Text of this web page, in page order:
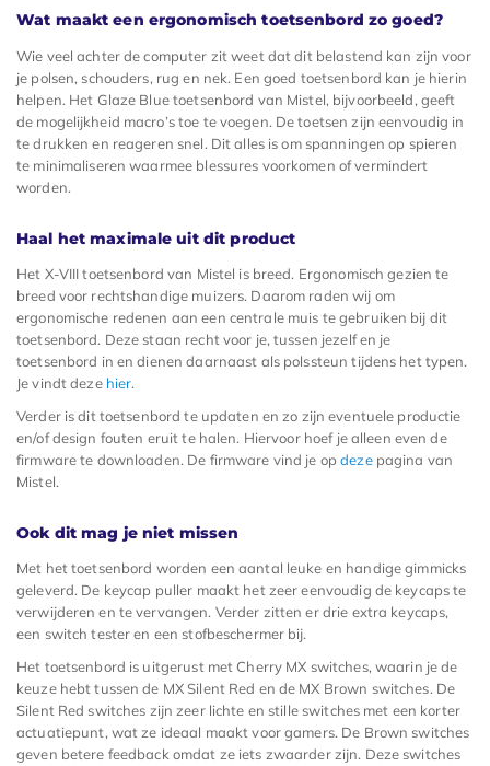
Wat maakt een ergonomisch toetsenbord zo goed?
Wie veel achter de computer zit weet dat dit belastend kan zijn voor
je polsen, schouders, rug en nek. Een goed toetsenbord kan je hierin
helpen. Het Glaze Blue toetsenbord van Mistel, bijvoorbeeld, geeft
de mogelijkheid macro’s toe te voegen. De toetsen zijn eenvoudig in
te drukken en reageren snel. Dit alles is om spanningen op spieren
te minimaliseren waarmee blessures voorkomen of vermindert
worden.
Haal het maximale uit dit product
Het X-VIII toetsenbord van Mistel is breed. Ergonomisch gezien te
breed voor rechtshandige muizers. Daarom raden wij om
ergonomische redenen aan een centrale muis te gebruiken bij dit
toetsenbord. Deze staan recht voor je, tussen jezelf en je
toetsenbord in en dienen daarnaast als polssteun tijdens het typen.
Je vindt deze hier.
Verder is dit toetsenbord te updaten en zo zijn eventuele productie
en/of design fouten eruit te halen. Hiervoor hoef je alleen even de
firmware te downloaden. De firmware vind je opdezepagina van
Mistel.
Ook dit mag je niet missen
Met het toetsenbord worden een aantal leuke en handige gimmicks
geleverd. De keycap puller maakt het zeer eenvoudig de keycaps te
verwijderen en te vervangen. Verder zitten er drie extra keycaps,
een switch tester en een stofbeschermer bij.
Het toetsenbord is uitgerust met Cherry MX switches, waarin je de
keuze hebt tussen de MX Silent Red en de MX Brown switches. De
Silent Red switches zijn zeer lichte en stille switches met een korter
actuatiepunt, wat ze ideaal maakt voor gamers. De Brown switches
geven betere feedback omdat ze iets zwaarder zijn. Deze switches